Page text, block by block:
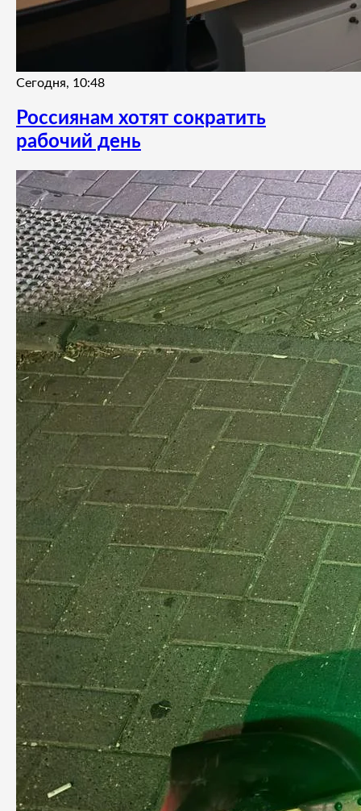
Сегодня, 10:48
Россиянам хотят сократить
рабочий день